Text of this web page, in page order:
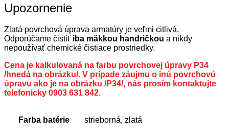
Upozornenie
Zlatá povrchová úprava armatúry je veľmi citlivá.
Odporúčame čistiť iba mäkkou handričkou a nikdy
nepoužívať chemické čistiace prostriedky.
Cena je kalkulovaná na farbu povrchovej úpravy P34
/hnedá na obrázku/. V prípade záujmu o inú povrchovú
úpravu ako je na obrázku /P34/, nás prosím kontaktujte
telefonicky 0903 631 842.
Farba batérie strieborná, zlatá